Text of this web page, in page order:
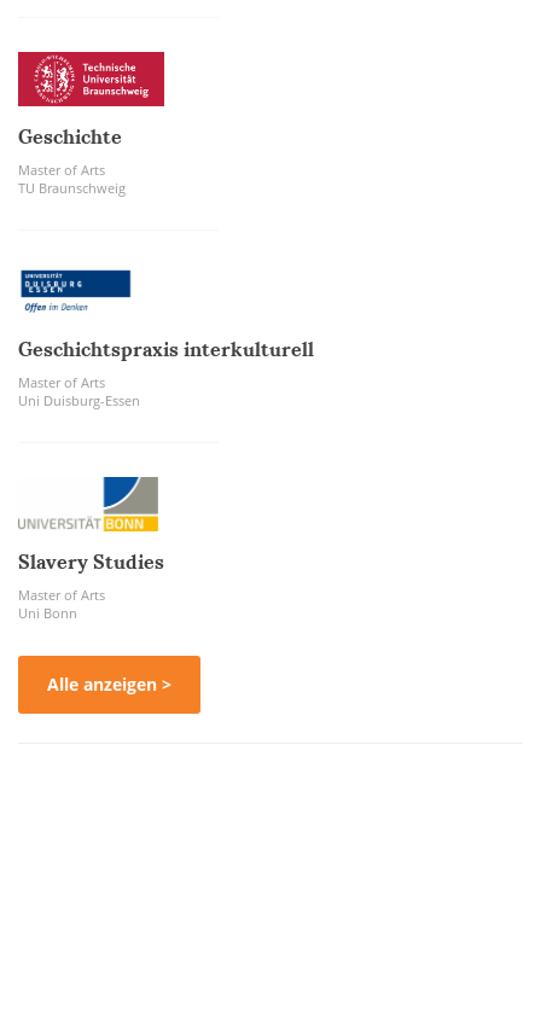
Geschichte
Master of Arts
TU Braunschweig
Geschichtspraxis interkulturell
Master of Arts
Uni Duisburg-Essen
Slavery Studies
Master of Arts
Uni Bonn
Alle anzeigen >